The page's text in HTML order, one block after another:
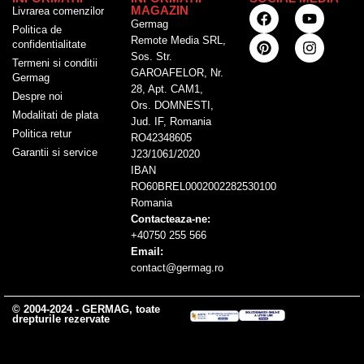
Livrarea comenzilor
Politica de
confidentialitate
Termeni si conditii
Germag
Despre noi
Modalitati de plata
Politica retur
Garantii si service
MAGAZIN
Germag
Remote Media SRL,
Sos. Str.
GAROAFELOR, Nr.
28, Apt. CAM1,
Ors. DOMNESTI,
Jud. IF, Romania
RO42348605
J23/1061/2020
IBAN
RO60BREL0002002282530100
Romania
Contacteaza-ne:
+40750 255 566
Email:
contact@germag.ro
© 2004-2024 - GERMAG, toate
drepturile rezervate